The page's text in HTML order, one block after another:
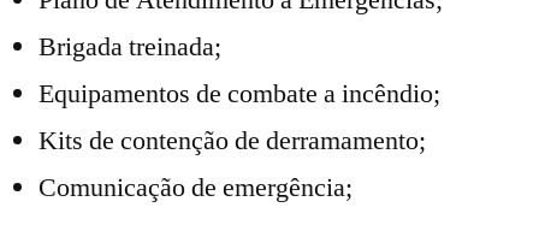
Brigada treinada;
Equipamentos de combate a incêndio;
Kits de contenção de derramamento;
Comunicação de emergência;